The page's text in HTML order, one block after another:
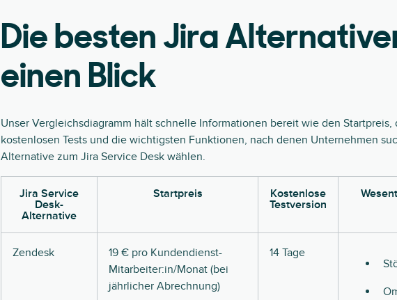
Die besten Jira
einen Blick
Unser Vergleichsdiagramm hält schnelle Informationen bereit wie den Startpreis,
kostenlosen Tests und die wichtigsten Funktionen, nach denen Unternehmen
Alternative zum Jira Service Desk wählen.
Jira Service
Desk-
Alternative
Startpreis
Kostenlose
Testversion
Zendesk
19 € pro Kundendienst-
Mitarbeiter:in/Monat (bei
jährlicher Abrechnung)
14 Tage